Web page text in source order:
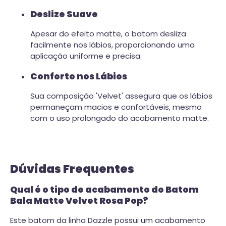
Deslize Suave
Apesar do efeito matte, o batom desliza
facilmente nos lábios, proporcionando uma
aplicação uniforme e precisa.
Conforto nos Lábios
Sua composição 'Velvet' assegura que os lábios
permaneçam macios e confortáveis, mesmo
com o uso prolongado do acabamento matte.
Dúvidas Frequentes
Qual é o tipo de acabamento do Batom
Bala Matte Velvet Rosa Pop?
Este batom da linha Dazzle possui um acabamento